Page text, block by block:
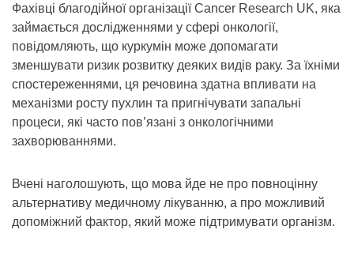
Фахівці благодійної організації Cancer Research UK, яка
займається дослідженнями у сфері онкології,
повідомляють, що куркумін може допомагати
зменшувати ризик розвитку деяких видів раку. За їхніми
спостереженнями, ця речовина здатна впливати на
механізми росту пухлин та пригнічувати запальні
процеси, які часто пов’язані з онкологічними
захворюваннями.
Вчені наголошують, що мова йде не про повноцінну
альтернативу медичному лікуванню, а про можливий
допоміжний фактор, який може підтримувати організм.